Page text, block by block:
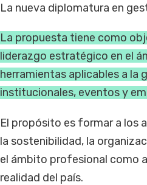
La nueva diplomatura en
La propuesta tiene como
liderazgo estratégico en el
herramientas aplicables a
institucionales, eventos y
El propósito es formar a los
la sostenibilidad, la
el ámbito profesional como
realidad del país.